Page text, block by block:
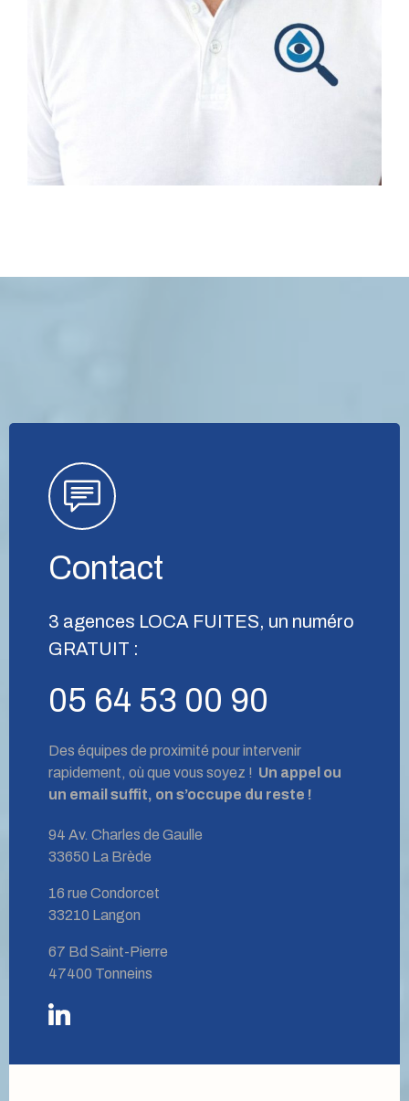
Contact
3 agences LOCA FUITES, un numéro
GRATUIT :
05 64 53 00 90
Des équipes de proximité pour intervenir
rapidement, où que vous soyez ! Un appel ou
un email suffit, on s’occupe du reste !
94 Av. Charles de Gaulle
33650 La Brède
16 rue Condorcet
33210 Langon
67 Bd Saint-Pierre
47400 Tonneins